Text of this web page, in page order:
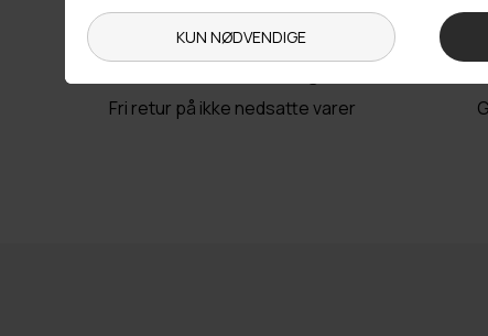
Returlabel vedlagt
Fri retur på ikke nedsatte varer